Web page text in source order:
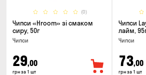
(0)
Чипси «Hroom» зі смаком
сиру, 50г
Чипси
29,00
грн за 1 шт
Чипси
лайм,
Чипси
73,00
грн за 1 шт